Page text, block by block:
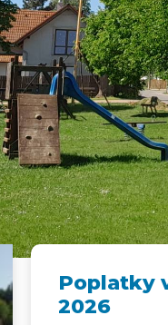
Poplatky
2026